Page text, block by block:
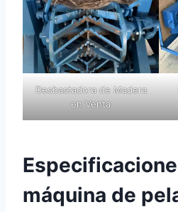
Desbastadora de Madera
en Venta
máquina de